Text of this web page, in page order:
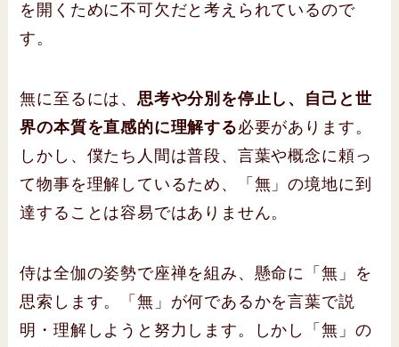
を開くために不可欠だと考えられているので
す。
無に至るには、思考や分別を停止し、自己と世
界の本質を直感的に理解する必要があります。
しかし、僕たち人間は普段、言葉や概念に頼っ
て物事を理解しているため、「無」の境地に到
達することは容易ではありません。
侍は全伽の姿勢で座禅を組み、懸命に「無」を
思索します。「無」が何であるかを言葉で説
明・理解しようと努力します。しかし「無」の